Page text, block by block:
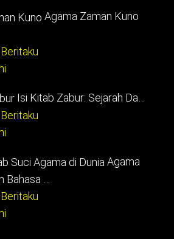
Agama Zaman Kuno
Isi Kitab Zabur: Sejarah Da…
Agama
…